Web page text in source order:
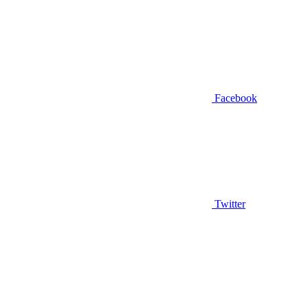
Facebook
Twitter